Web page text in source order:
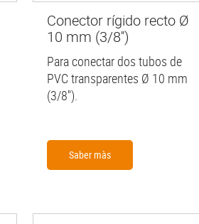
Conector rígido recto Ø
10 mm (3/8'')
Para conectar dos tubos de
PVC transparentes Ø 10 mm
(3/8'').
Saber màs